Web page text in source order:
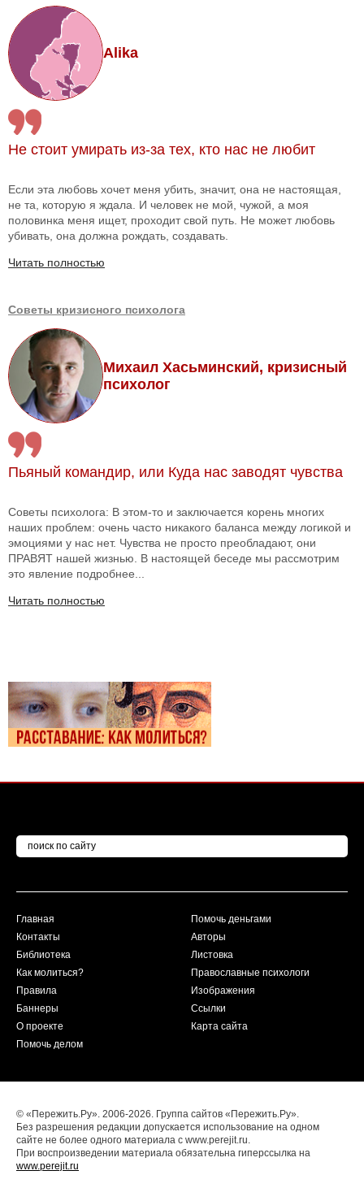
Alika
Не стоит умирать из-за тех, кто нас не любит
Если эта любовь хочет меня убить, значит, она не настоящая,
не та, которую я ждала. И человек не мой, чужой, а моя
половинка меня ищет, проходит свой путь. Не может любовь
убивать, она должна рождать, создавать.
Читать полностью
Советы кризисного психолога
Михаил Хасьминский, кризисный
психолог
Пьяный командир, или Куда нас заводят чувства
Советы психолога: В этом-то и заключается корень многих
наших проблем: очень часто никакого баланса между логикой и
эмоциями у нас нет. Чувства не просто преобладают, они
ПРАВЯТ нашей жизнью. В настоящей беседе мы рассмотрим
это явление подробнее...
Читать полностью
Главная
Контакты
Библиотека
Как молиться?
Правила
Баннеры
О проекте
Помочь делом
Помочь деньгами
Авторы
Листовка
Православные психологи
Изображения
Ссылки
Карта сайта
© «Пережить.Ру». 2006-2026. Группа сайтов «Пережить.Ру».
Без разрешения редакции допускается использование на одном
сайте не более одного материала с www.perejit.ru.
При воспроизведении материала обязательна гиперссылка на
www.perejit.ru